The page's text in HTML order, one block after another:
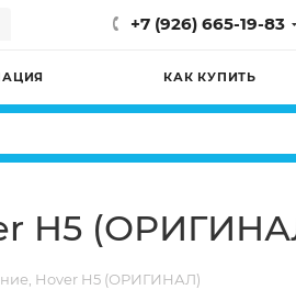
+7 (926) 665-19-83
КАК КУПИТЬ
H5
Hover H5 (ОРИГИНАЛ)